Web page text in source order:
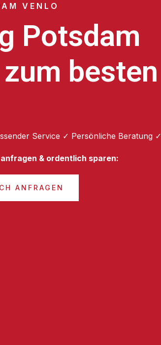
VENLO
Potsdam
besten
Service ✓ Persönliche Beratung ✓
& ordentlich sparen:
ANFRAGEN